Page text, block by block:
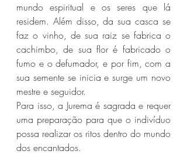
mundo espiritual e os seres que lá
residem. Além disso, da sua casca se
faz o vinho, de sua raiz se fabrica o
cachimbo, de sua flor é fabricado o
fumo e o defumador, e por fim, com a
sua semente se inicia e surge um novo
mestre e seguidor.
Para isso, a Jurema é sagrada e requer
uma preparação para que o indivíduo
possa realizar os ritos dentro do mundo
dos encantados.